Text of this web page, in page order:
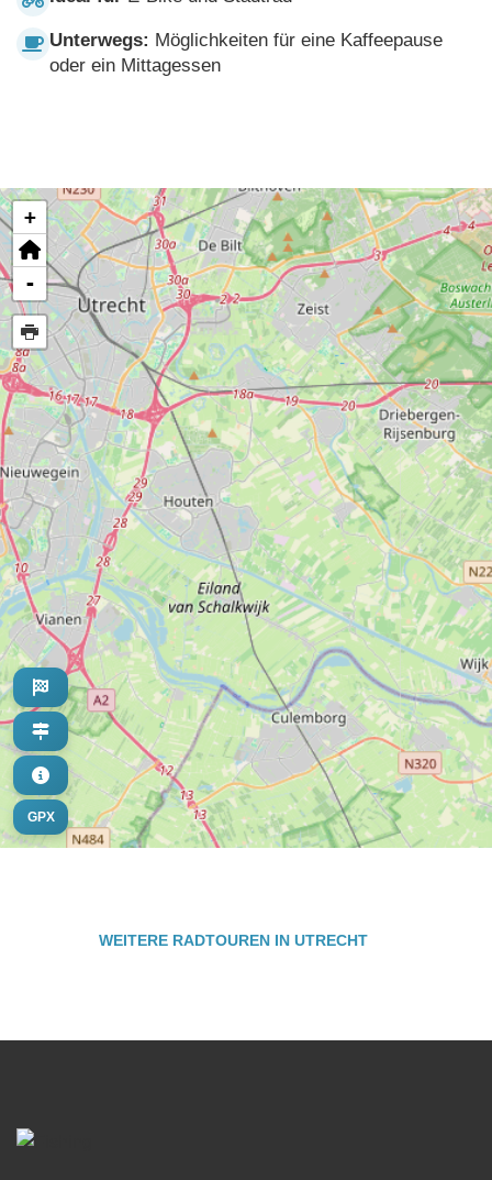
Unterwegs: Möglichkeiten für eine Kaffeepause
oder ein Mittagessen
GPX
+
-
WEITERE RADTOUREN IN UTRECHT